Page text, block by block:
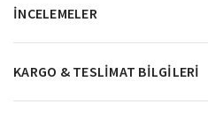
İNCELEMELER
KARGO & TESLIMAT BILGILERI